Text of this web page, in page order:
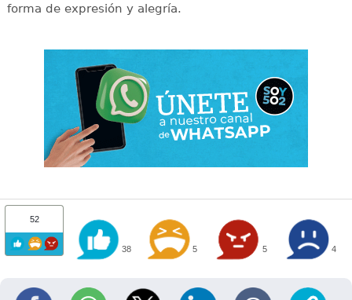
forma de expresión y alegría.
52
38 5 5 4